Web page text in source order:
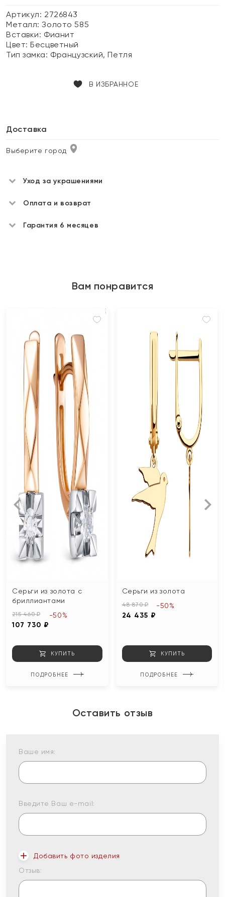
Артикул: 2726843
Металл:Золото 585
Вставки: Фианит
Цвет:Бесцветный
Тип замка: Французский, Петля
В ИЗБРАННОЕ
Доставка
Выберите город
Уход за украшениями
Оплата и возврат
Гарантия 6 месяцев
Вам понравится
Серьги из золота с
бриллиантами
215 460 ₽
107 730 ₽
-50%
КУПИТЬ
ПОДРОБНЕЕ
Серьги из золота
48 870 ₽
24 435 ₽
-50%
КУПИТЬ
ПОДРОБНЕЕ
Оставить отзыв
Ваше имя:
Введите Ваш e-mail:
Добавить фото изделия
Отзыв: